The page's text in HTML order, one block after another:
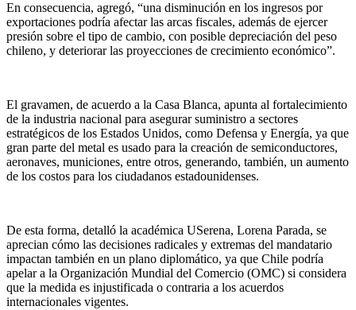
En consecuencia, agregó, “una disminución en los ingresos por
exportaciones podría afectar las arcas fiscales, además de ejercer
presión sobre el tipo de cambio, con posible depreciación del peso
chileno, y deteriorar las proyecciones de crecimiento económico”.
El gravamen, de acuerdo a la Casa Blanca, apunta al fortalecimiento
de la industria nacional para asegurar suministro a sectores
estratégicos de los Estados Unidos, como Defensa y Energía, ya que
gran parte del metal es usado para la creación de semiconductores,
aeronaves, municiones, entre otros, generando, también, un aumento
de los costos para los ciudadanos estadounidenses.
De esta forma, detalló la académica USerena, Lorena Parada, se
aprecian cómo las decisiones radicales y extremas del mandatario
impactan también en un plano diplomático, ya que Chile podría
apelar a la Organización Mundial del Comercio (OMC) si considera
que la medida es injustificada o contraria a los acuerdos
internacionales vigentes.